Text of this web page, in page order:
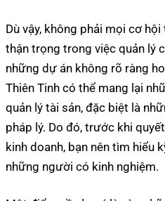
Dù vậy, không phải mọi cơ
thận trọng trong việc quản lý
những dự án không rõ ràng
Thiên Tinh có thể mang lại
quản lý tài sản, đặc biệt là
pháp lý. Do đó, trước khi
kinh doanh, bạn nên tìm hiểu
những người có kinh nghiệm.